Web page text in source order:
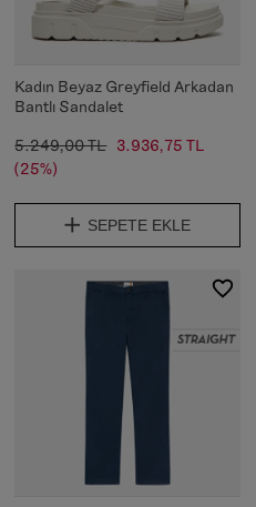
Kadın Beyaz Greyfield Arkadan
Bantlı Sandalet
5.249,00 TL 3.936,75 TL
(25%)
SEPETE EKLE